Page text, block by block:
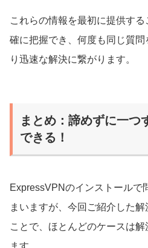
これらの情報を最初に提供す
確に把握でき、何度も同じ質
り迅速な解決に繋がります。
まとめ：諦めずに一つ
できる！
ExpressVPNのインストールで
まいますが、今回ご紹介した
ことで、ほとんどのケースは